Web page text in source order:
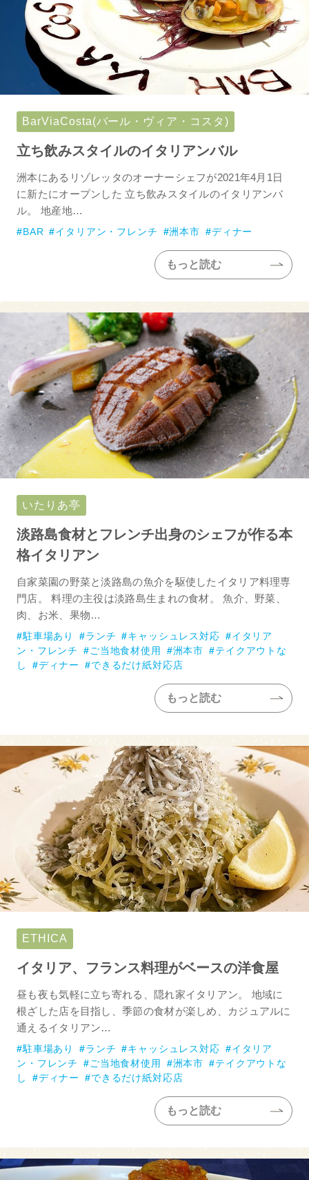
BarViaCosta(バール・ヴィア・コスタ)
立ち飲みスタイルのイタリアンバル
洲本にあるリゾレッタのオーナーシェフが2021年4月1日
に新たにオープンした 立ち飲みスタイルのイタリアンバ
ル。 地産地…
BAR イタリアン・フレンチ 洲本市 ディナー
もっと読む
いたりあ亭
淡路島食材とフレンチ出身のシェフが作る本
格イタリアン
自家菜園の野菜と淡路島の魚介を駆使したイタリア料理専
門店。 料理の主役は淡路島生まれの食材。 魚介、野菜、
肉、お米、果物…
駐車場あり ランチ キャッシュレス対応
イタリア
ン・フレンチ
ご当地食材使用 洲本市
テイクアウトな
し
ディナー できるだけ紙対応店
もっと読む
ETHICA
イタリア、フランス料理がベースの洋食屋
昼も夜も気軽に立ち寄れる、隠れ家イタリアン。 地域に
根ざした店を目指し、季節の食材が楽しめ、カジュアルに
通えるイタリアン…
駐車場あり ランチ キャッシュレス対応
イタリア
ン・フレンチ
ご当地食材使用 洲本市
テイクアウトな
し
ディナー できるだけ紙対応店
もっと読む